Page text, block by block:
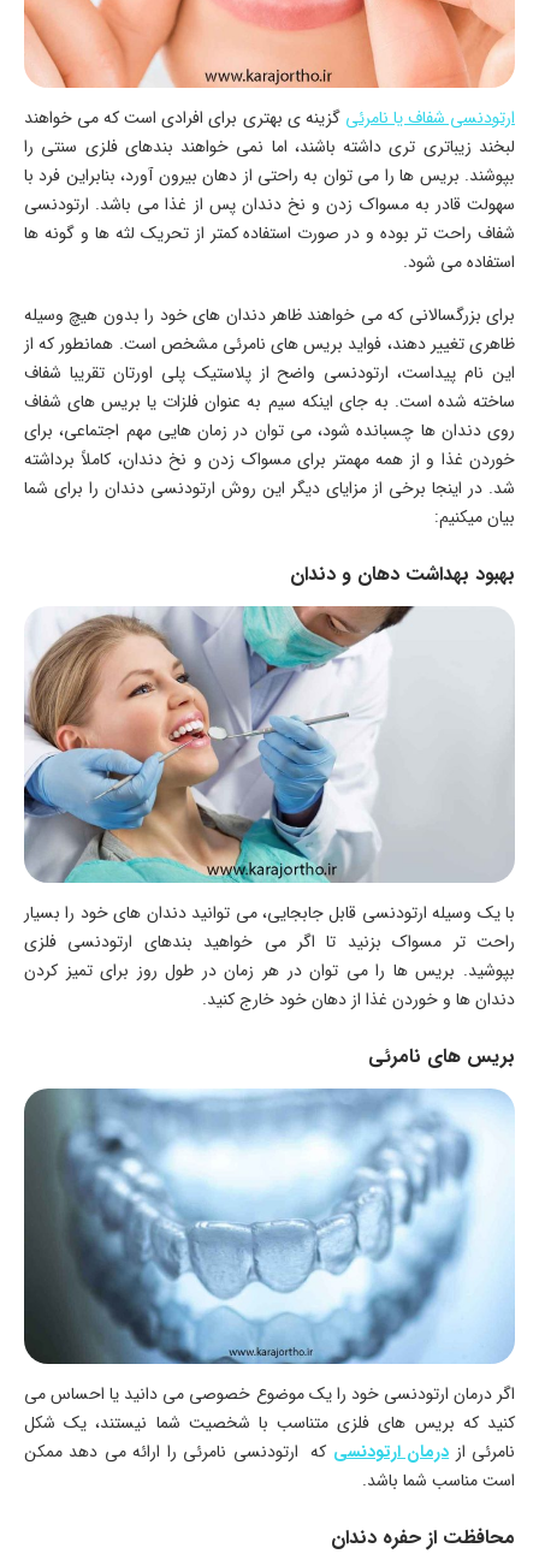
ارتودنسی شفاف یا نامرئی گزینه ی بهتری برای افرادی است که می خواهند
لبخند زیباتری تری داشته باشند، اما نمی خواهند بندهای فلزی سنتی را
بپوشند. بریس ها را می توان به راحتی از دهان بیرون آورد، بنابراین فرد با
سهولت قادر به مسواک زدن و نخ دندان پس از غذا می باشد. ارتودنسی
شفاف راحت تر بوده و در صورت استفاده کمتر از تحریک لثه ها و گونه ها
استفاده می شود.
برای بزرگسالانی که می خواهند ظاهر دندان های خود را بدون هیچ وسیله
ظاهری تغییر دهند، فواید بریس های نامرئی مشخص است. همانطور که از
این نام پیداست، ارتودنسی واضح از پلاستیک پلی اورتان تقریبا شفاف
ساخته شده است. به جای اینکه سیم به عنوان فلزات یا بریس های شفاف
روی دندان ها چسبانده شود، می توان در زمان هایی مهم اجتماعی، برای
خوردن غذا و از همه مهمتر برای مسواک زدن و نخ دندان، کاملاً برداشته
شد. در اینجا برخی از مزایای دیگر این روش ارتودنسی دندان را برای شما
بیان میکنیم:
بهبود بهداشت دهان و دندان
با یک وسیله ارتودنسی قابل جابجایی، می توانید دندان های خود را بسیار
راحت تر مسواک بزنید تا اگر می خواهید بندهای ارتودنسی فلزی
بپوشید. بریس ها را می توان در هر زمان در طول روز برای تمیز کردن
دندان ها و خوردن غذا از دهان خود خارج کنید.
بریس های نامرئی
اگر درمان ارتودنسی خود را یک موضوع خصوصی می دانید یا احساس می
کنید که بریس های فلزی متناسب با شخصیت شما نیستند، یک شکل
نامرئی ازدرمان ارتودنسی که ارتودنسی نامرئی را ارائه می دهد ممکن
است مناسب شما باشد.
محافظت از حفره دندان